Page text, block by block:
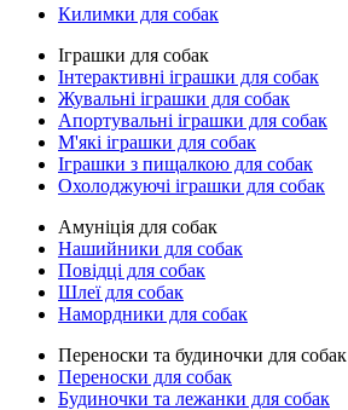
Килимки для собак
Іграшки для собак
Інтерактивні іграшки для собак
Жувальні іграшки для собак
Апортувальні іграшки для собак
М'які іграшки для собак
Іграшки з пищалкою для собак
Охолоджуючі іграшки для собак
Амуніція для собак
Нашийники для собак
Повідці для собак
Шлеї для собак
Намордники для собак
Переноски та будиночки для собак
Переноски для собак
Будиночки та лежанки для собак